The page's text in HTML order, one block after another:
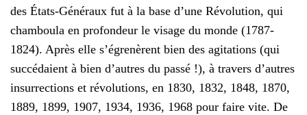
des États-Généraux fut à la base d’une Révolution, qui
chamboula en profondeur le visage du monde (1787-
1824). Après elle s’égrenèrent bien des agitations (qui
succédaient à bien d’autres du passé !), à travers d’autres
insurrections et révolutions, en 1830, 1832, 1848, 1870,
1889, 1899, 1907, 1934, 1936, 1968 pour faire vite. De